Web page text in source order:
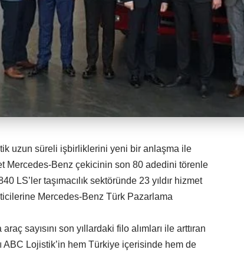
uzun süreli işbirliklerini yeni bir anlaşma ile
Mercedes-Benz çekicinin son 80 adedini törenle
LS’ler taşımacılık sektöründe 23 yıldır hizmet
Mercedes-Benz Türk Pazarlama
sayısını son yıllardaki filo alımları ile arttıran
ABC Lojistik’in hem Türkiye içerisinde hem de